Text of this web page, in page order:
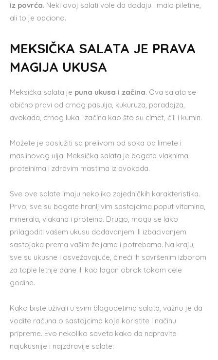
iz povrća. Neki ovoj salati vole da dodaju i malo piletine,
ali to je opciono.
MEKSIČKA SALATA JE PRAVA
MAGIJA UKUSA
Meksička salata je puna ukusa i začina. Ova salata se
obično pravi od crnog pasulja, kukuruza, paradajza,
avokada, crnog luka i začina kao što su cimet, čili i kumin.
Možete je poslužiti sa prelivom od soka od limete i
maslinovog ulja. Meksička salata je bogata vlaknima,
proteinima i zdravim mastima iz avokada.
Sve ove salate imaju nekoliko zajedničkih karakteristika.
Prvo, sve su bogate hranljivim sastojcima poput vitamina,
minerala, vlakana i proteina. Drugo, mogu se lako
prilagoditi vašem ukusu dodavanjem ili izbacivanjem
sastojaka prema vašim željama i potrebama. Na kraju,
sve su ukusne i osvežavajuće, čineći ih savršenim izborom
za tople letnje dane ili kao lagan obrok tokom cele
godine.
Kako biste uživali u svim blagodetima salata, važno je da
vodite računa o sastojcima koje koristite i načinu
pripreme. Evo nekoliko saveta kako da napravite
najukusnije i najzdravije salate: